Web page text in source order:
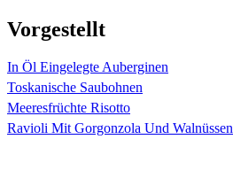
Vorgestellt
In Öl Eingelegte Auberginen
Toskanische Saubohnen
Meeresfrüchte Risotto
Ravioli Mit Gorgonzola Und Walnüssen